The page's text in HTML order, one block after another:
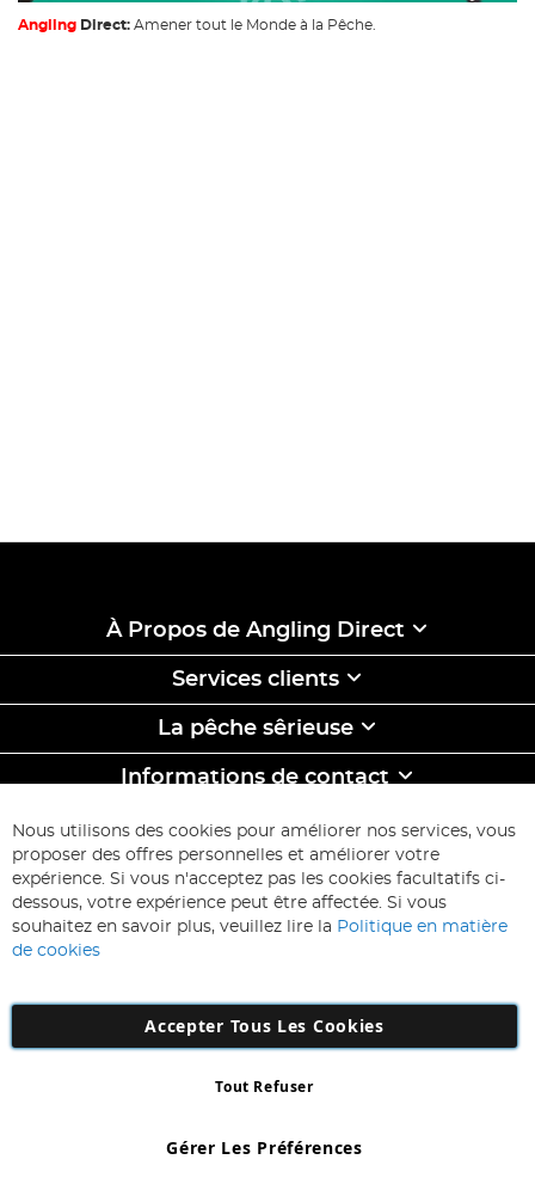
Angling Direct: Amener tout le Monde à la Pêche.
À Propos de Angling Direct
Services clients
La pêche sêrieuse
Informations de contact
ABONNEZ-VOUS & ECONOMISEZ
Inscription
à
d’information
:
Inscription
Number: 863029607
Nous utilisons des cookies pour améliorer nos services, vous
proposer des offres personnelles et améliorer votre
expérience. Si vous n'acceptez pas les cookies facultatifs ci-
dessous, votre expérience peut être affectée. Si vous
souhaitez en savoir plus, veuillez lire la Politique en matière
de cookies
Accepter Tous Les Cookies
Gérer Les Préférences
Tout Refuser